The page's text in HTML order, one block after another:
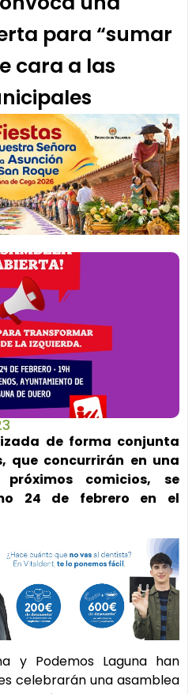
para “sumar
cara a las
de forma conjunta
que concurrirán en una
comicios, se
24 de febrero en el
y Podemos Laguna han
celebrarán una asamblea